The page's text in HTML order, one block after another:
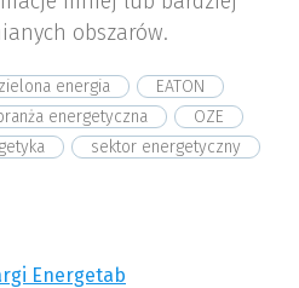
obszarów.
zielona energia
EATON
energetyczna
OZE
sektor energetyczny